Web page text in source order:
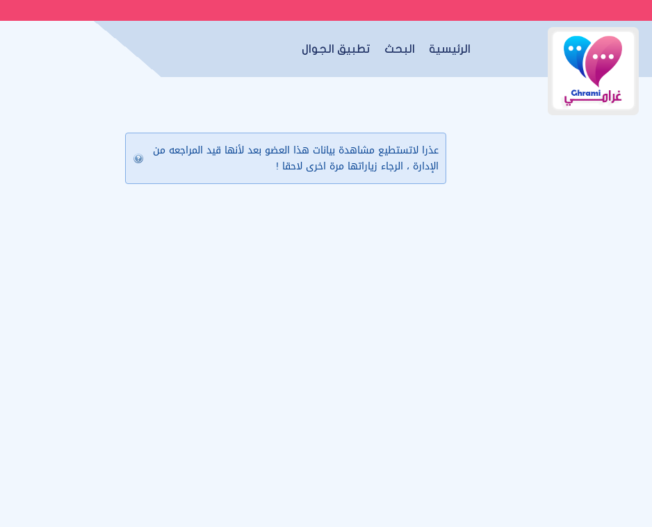
الرئيسية البحث تطبيق الجوال
عذرا لاتستطيع مشاهدة بيانات هذا العضو بعد لأنها قيد المراجعه من
الإدارة ، الرجاء زياراتها مرة اخرى لاحقا !